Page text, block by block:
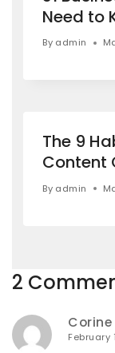
Need to
By admin
The 9
Content
By admin
2
February